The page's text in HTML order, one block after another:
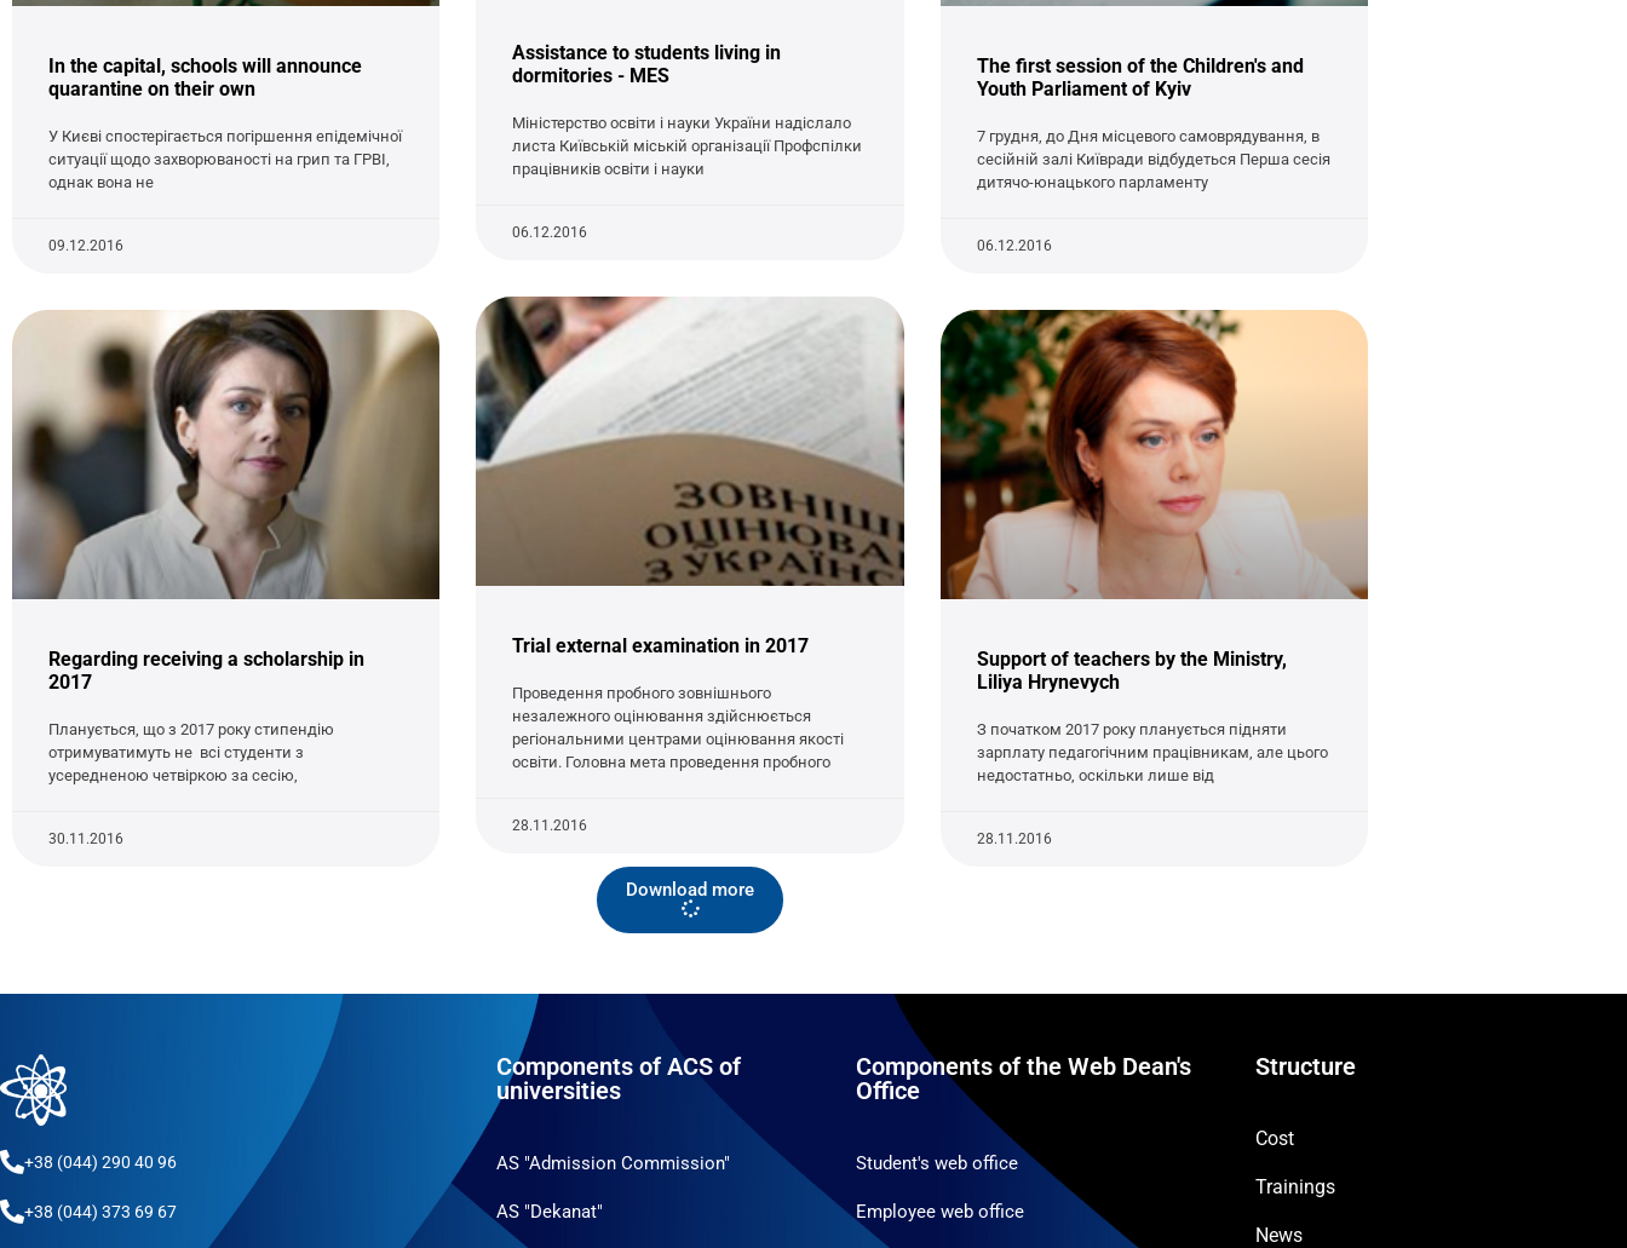
In the capital, schools will announce
quarantine on their own
У Києві спостерігається погіршення епідемічної
ситуації щодо захворюваності на грип та ГРВІ,
однак вона не
09.12.2016
Assistance to students living in
dormitories - MES
Міністерство освіти і науки України надіслало
листа Київській міській організації Профспілки
працівників освіти і науки
06.12.2016
The first session of the Children's and
Youth Parliament of Kyiv
7 грудня, до Дня місцевого самоврядування, в
сесійній залі Київради відбудеться Перша сесія
дитячо-юнацького парламенту
06.12.2016
Regarding receiving a scholarship in
2017
Планується, що з 2017 року стипендію
отримуватимуть не всі студенти з
усередненою четвіркою за сесію,
30.11.2016
Trial external examination in 2017
Проведення пробного зовнішнього
незалежного оцінювання здійснюється
регіональними центрами оцінювання якості
освіти. Головна мета проведення пробного
28.11.2016
Support of teachers by the Ministry,
Liliya Hrynevych
З початком 2017 року планується підняти
зарплату педагогічним працівникам, але цього
недостатньо, оскільки лише від
28.11.2016
Download more
+38 (044) 290 40 96
+38 (044) 373 69 67
Components of ACS of
universities
AS "Admission Commission"
AS "Dekanat"
Components of the Web Dean's
Office
Student's web office
Employee web office
Structure
Cost
Trainings
News